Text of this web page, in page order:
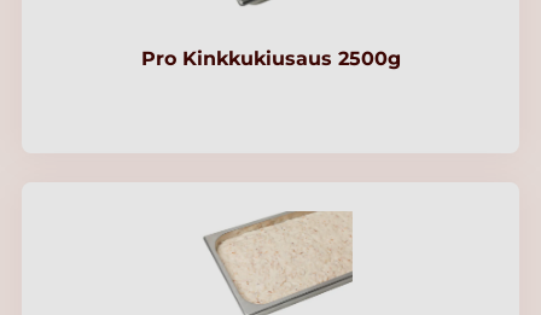
Pro Kinkkukiusaus 2500g